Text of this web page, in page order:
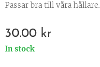
Passar bra till våra hållare.
30.00 kr
In stock